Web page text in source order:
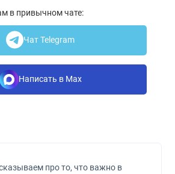
в привычном чате:
Чат Telegram
Написать в Max
про то, что важно в